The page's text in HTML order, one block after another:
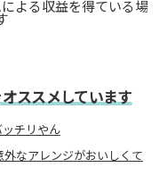
よる収益を得ている場
ススメしています
チリやん
なアレンジがおいしくて